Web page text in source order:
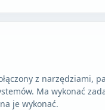
z narzędziami,
Ma wykonać
je wykonać.